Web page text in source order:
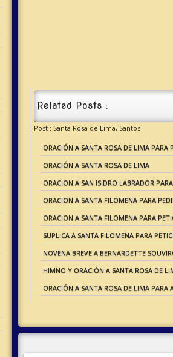
Related Posts :
Post : Santa Rosa de Lima, Santos
ORACIÓN A SANTA ROSA DE LIMA PARA
ORACIÓN A SANTA ROSA DE LIMA
ORACION A SAN ISIDRO LABRADOR
ORACION A SANTA FILOMENA PARA
ORACION A SANTA FILOMENA PARA
SUPLICA A SANTA FILOMENA PARA
NOVENA BREVE A BERNARDETTE
HIMNO Y ORACIÓN A SANTA ROSA DE
ORACIÓN A SANTA ROSA DE LIMA PARA